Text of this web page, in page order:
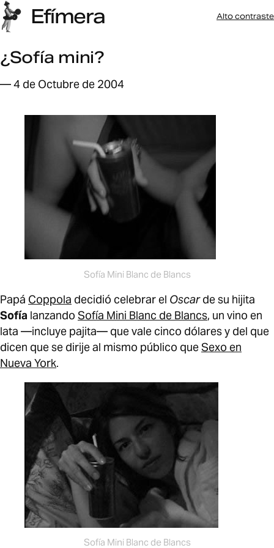
Efímera Alto contraste
¿Sofía mini?
— 4 de Octubre de 2004
Sofía Mini Blanc de Blancs
Papá Coppola decidió celebrar el Oscarde su hijita
Sofía lanzando Sofía Mini Blanc de Blancs, un vino en
lata —incluye pajita— que vale cinco dólares y del que
dicen que se dirije al mismo público queSexo en
Nueva York.
Sofía Mini Blanc de Blancs